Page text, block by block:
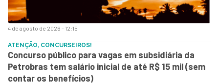
4 de agosto de 2026 - 12:15
ATENÇÃO, CONCURSEIROS!
Concurso público para vagas em subsidiária da
Petrobras tem salário inicial de até R$ 15 mil (sem
contar os benefícios)